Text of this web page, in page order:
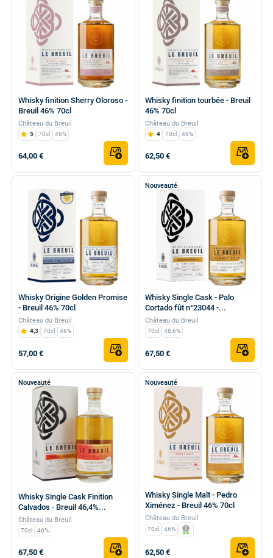
Whisky finition Sherry Oloroso -
Breuil 46% 70cl
Château du Breuil
5 70cl 46%
64,00 €
Whisky finition tourbée - Breuil
46% 70cl
Château du Breuil
4 70cl 46%
62,50 €
Whisky Origine Golden Promise
- Breuil 46% 70cl
Château du Breuil
4,3 70cl 46%
57,00 €
Nouveauté
Whisky Single Cask - Palo
Cortado fût n°23044 -...
Château du Breuil
70cl 48,6%
67,50 €
Nouveauté
Whisky Single Cask Finition
Calvados - Breuil 46,4%...
Château du Breuil
70cl 46%
67,50 €
Nouveauté
Whisky Single Malt - Pedro
Ximénez - Breuil 46% 70cl
Château du Breuil
70cl 46%
62,50 €